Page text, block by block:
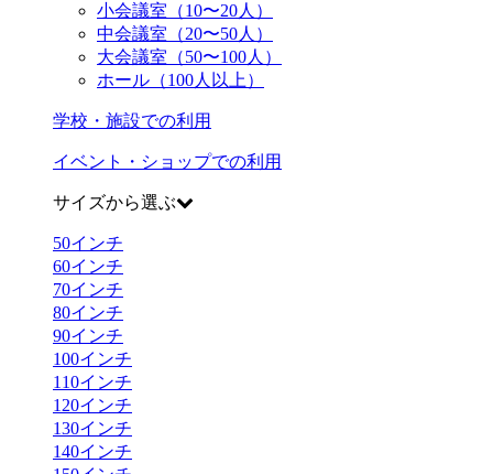
小会議室（10〜20人）
中会議室（20〜50人）
大会議室（50〜100人）
ホール（100人以上）
学校・施設での利用
イベント・ショップでの利用
サイズから選ぶ
50インチ
60インチ
70インチ
80インチ
90インチ
100インチ
110インチ
120インチ
130インチ
140インチ